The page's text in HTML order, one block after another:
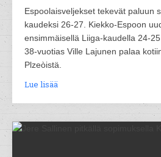
Espoolaisveljekset tekevät paluun
kaudeksi 26-27. Kiekko-Espoon
ensimmäisellä Liiga-kaudella 24-
38-vuotias Ville Lajunen palaa
Plzeòistä.
Lue lisää